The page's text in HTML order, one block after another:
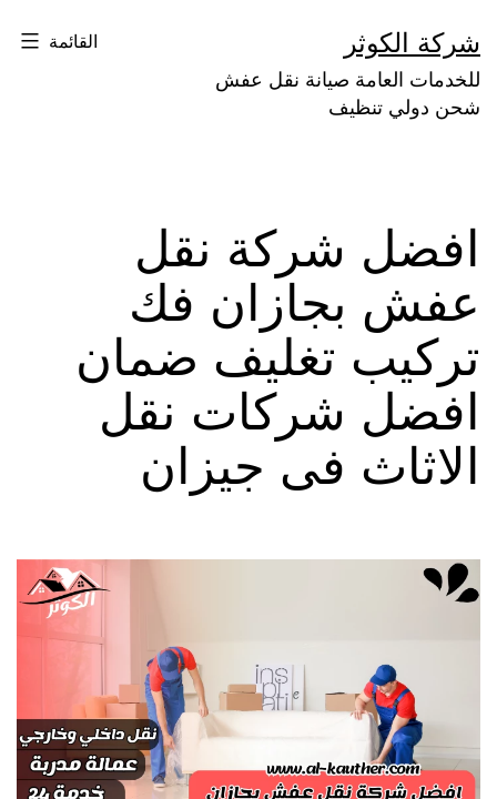
إلى
المحتوى
شركة الكوثر
للخدمات العامة صيانة نقل عفش
شحن دولي تنظيف
القائمة
افضل شركة نقل
عفش بجازان فك
تركيب تغليف ضمان
افضل شركات نقل
الاثاث فى جيزان